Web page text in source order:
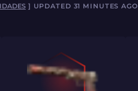
] UPDATED 31 MINUTES AGO